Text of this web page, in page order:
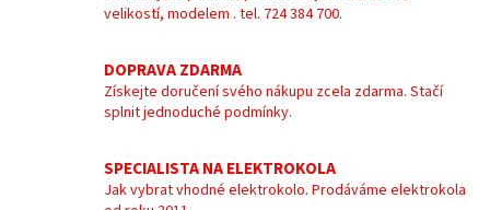
velikostí, modelem . tel. 724 384 700.
DOPRAVA ZDARMA
Získejte doručení svého nákupu zcela zdarma. Stačí
splnit jednoduché podmínky.
SPECIALISTA NA ELEKTROKOLA
Jak vybrat vhodné elektrokolo. Prodáváme elektrokola